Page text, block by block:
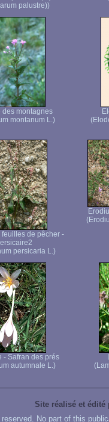
palustre))
des montagnes
montanum L.)
feuilles de pêcher -
persicaria L.)
- Safran des prés
autumnale L.)
Site réalisé et édité
No part of this